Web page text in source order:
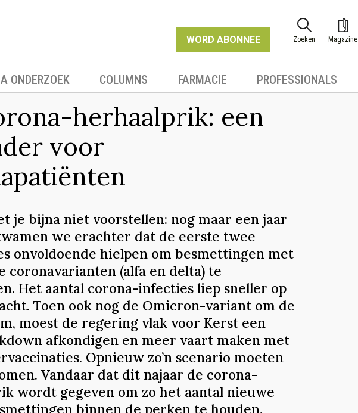
WORD ABONNEE Zoeken Magazine
ONDERZOEK COLUMNS FARMACIE PROFESSIONALS
herhaalprik: een
voor
je bijna niet voorstellen: nog maar een jaar
we erachter dat de eerste twee
onvoldoende hielpen om besmettingen met
coronavarianten (alfa en delta) te
Het aantal corona-infecties liep sneller op
Toen ook nog de Omicron-variant om de
moest de regering vlak voor Kerst een
afkondigen en meer vaart maken met
Opnieuw zo’n scenario moeten
Vandaar dat dit najaar de corona-
wordt gegeven om zo het aantal nieuwe
binnen de perken te houden.